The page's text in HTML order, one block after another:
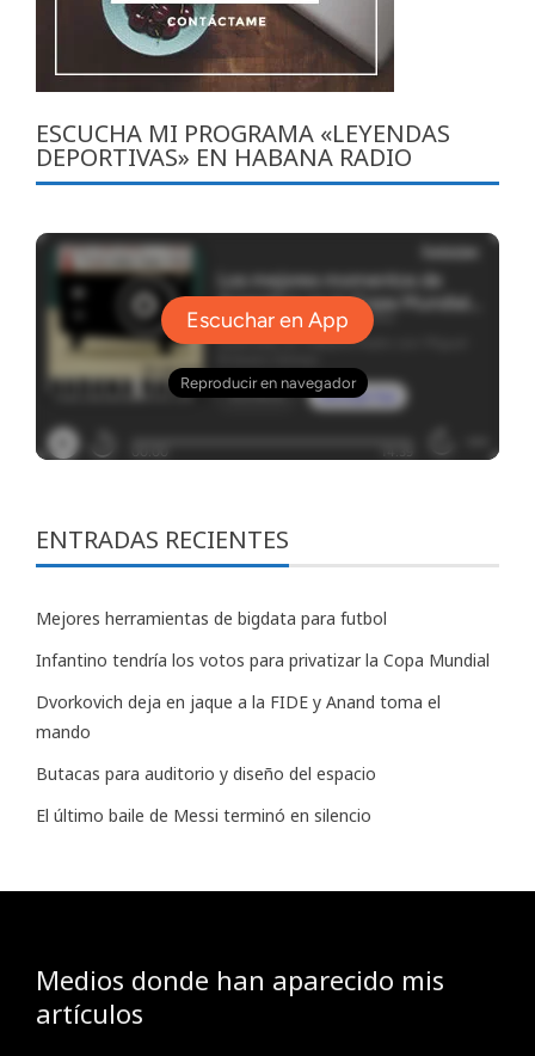
ESCUCHA MI PROGRAMA «LEYENDAS
DEPORTIVAS» EN HABANA RADIO
ENTRADAS RECIENTES
Mejores herramientas de bigdata para futbol
Infantino tendría los votos para privatizar la Copa Mundial
Dvorkovich deja en jaque a la FIDE y Anand toma el
mando
Butacas para auditorio y diseño del espacio
El último baile de Messi terminó en silencio
Medios donde han aparecido mis
artículos